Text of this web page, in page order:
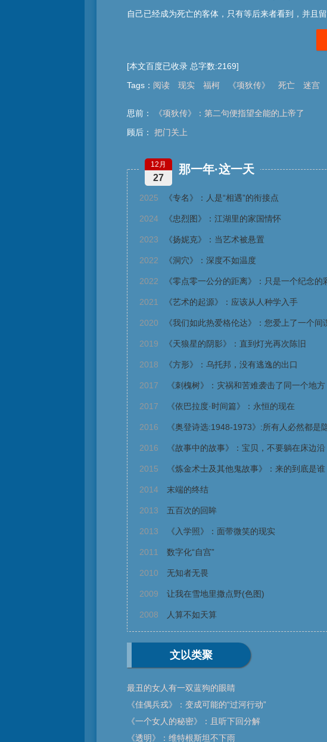
自己已经成为死亡的客体，只有等后来者看到，并且留
[本文百度已收录 总字数:2169]
Tags ： 阅读 现实 福柯 《项狄传》 死亡 迷宫
思前：
《项狄传》：第二句便指望全能的上帝了
顾后：
把门关上
那一年·这一天
12月
27
2025 《专名》：人是“相遇”的衔接点
2024 《忠烈图》：江湖里的家国情怀
2023 《扬妮克》：当艺术被悬置
2022 《洞穴》：深度不如温度
2022 《零点零一公分的距离》：只是一个纪念的
2021 《艺术的起源》：应该从人种学入手
2020 《我们如此热爱格伦达》：您爱上了一个间
2019 《天狼星的阴影》：直到灯光再次陈旧
2018 《方形》：乌托邦，没有逃逸的出口
2017 《刺槐树》：灾祸和苦难袭击了同一个地方
2017 《依巴拉度·时间篇》：永恒的现在
2016 《奥登诗选:1948-1973》:所有人必然都是
2016 《故事中的故事》：宝贝，不要躺在床边沿
2015 《炼金术士及其他鬼故事》：来的到底是谁
2014 末端的终结
2013 五百次的回眸
2013 《入学照》：面带微笑的现实
2011 数字化“自宫”
2010 无知者无畏
2009 让我在雪地里撒点野(色图)
2008 人算不如天算
文以类聚
最丑的女人有一双蓝狗的眼睛
《佳偶兵戎》：变成可能的“过河行动”
《一个女人的秘密》：且听下回分解
《透明》：维特根斯坦不下雨